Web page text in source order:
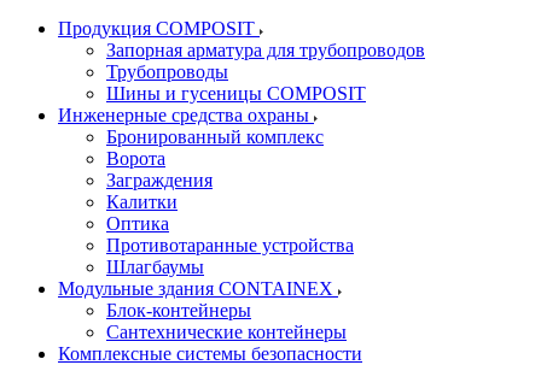
Продукция COMPOSIT
Запорная арматура для трубопроводов
Трубопроводы
Шины и гусеницы COMPOSIT
Инженерные средства охраны
Бронированный комплекс
Ворота
Заграждения
Калитки
Оптика
Противотаранные устройства
Шлагбаумы
Модульные здания CONTAINEX
Блок-контейнеры
Сантехнические контейнеры
Комплексные системы безопасности